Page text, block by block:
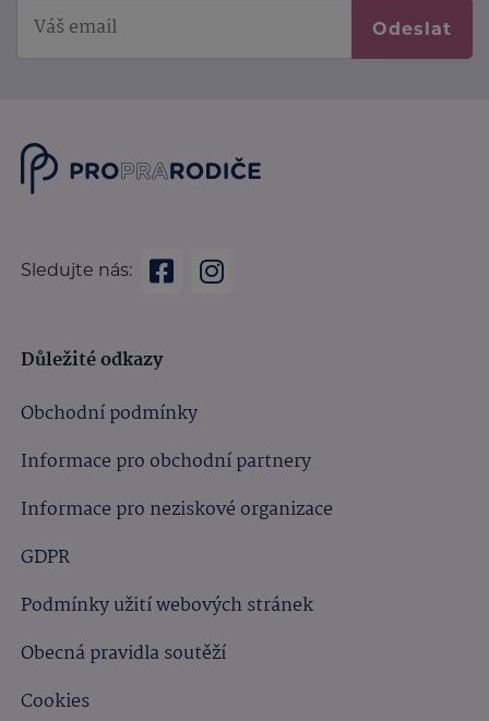
Odeslat
Sledujte nás:
Důležité odkazy
Obchodní podmínky
Informace pro obchodní partnery
Informace pro neziskové organizace
GDPR
Podmínky užití webových stránek
Obecná pravidla soutěží
Cookies